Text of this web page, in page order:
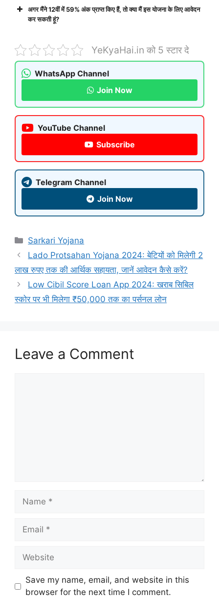
अगर मैंने 12वीं में 59% अंक प्राप्त किए हैं, तो क्या मैं इस योजना के लिए आवेदन
कर सकती हूं?
YeKyaHai.in को 5 स्टार दे
WhatsApp Channel
Join Now
YouTube Channel
Subscribe
Telegram Channel
Join Now
Sarkari Yojana
Lado Protsahan Yojana 2024: बेटियों को मिलेगी 2
लाख रुपए तक की आर्थिक सहायता, जानें आवेदन कैसे करें?
Low Cibil Score Loan App 2024: खराब सिबिल
स्कोर पर भी मिलेगा ₹50,000 तक का पर्सनल लोन
Leave a Comment
Save my name, email, and website in this
browser for the next time I comment.